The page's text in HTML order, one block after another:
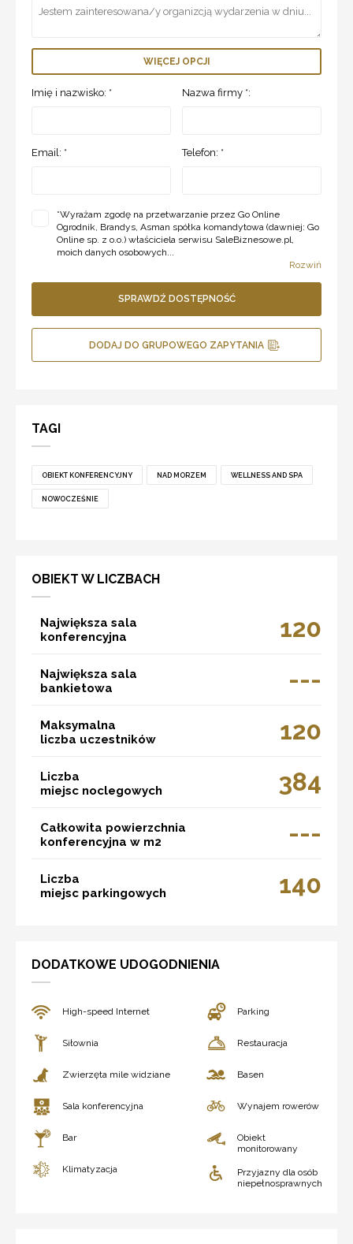
WIĘCEJ OPCJI
Imię i nazwisko: * Nazwa firmy *:
Email: * Telefon: *
*Wyrażam zgodę na przetwarzanie przez Go Online
Ogrodnik, Brandys, Asman spółka komandytowa (dawniej: Go
Online sp. z o.o.) właściciela serwisu SaleBiznesowe.pl,
moich danych osobowych...
Rozwiń
SPRAWDŹ DOSTĘPNOŚĆ
DODAJ DO GRUPOWEGO ZAPYTANIA
TAGI
OBIEKT KONFERENCYJNY NAD MORZEM WELLNESS AND SPA
NOWOCZEŚNIE
OBIEKT W LICZBACH
Największa sala
konferencyjna
120
Największa sala
bankietowa
---
Maksymalna
liczba uczestników
120
Liczba
miejsc noclegowych
384
Całkowita powierzchnia
konferencyjna w m2
---
Liczba
miejsc parkingowych
140
DODATKOWE UDOGODNIENIA
High-speed Internet Parking
Siłownia Restauracja
Zwierzęta mile widziane Basen
Sala konferencyjna Wynajem rowerów
Bar
Obiekt
monitorowany
Klimatyzacja
Przyjazny dla osób
niepełnosprawnych